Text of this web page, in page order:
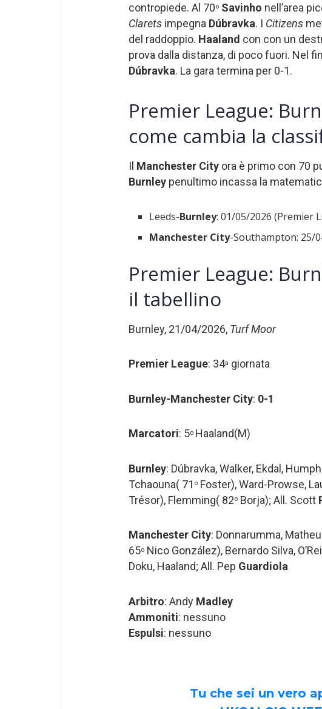
contropiede. Al 70o Savinho nell’area
Clarets impegna Dúbravka. I Citizens
del raddoppio. Haaland con con un
prova dalla distanza, di poco fuori. Nel
Dúbravka. La gara termina per 0-1.
Premier League:
come cambia la
Il Manchester City ora è primo con 70
Burnley penultimo incassa la
Leeds-Burnley: 01/05/2026 (Premier
Manchester City-Southampton: 25/
Premier League:
il tabellino
Burnley, 21/04/2026, Turf Moor
Premier League: 34a giornata
Burnley-Manchester City: 0-1
Marcatori: 5o Haaland(M)
Burnley: Dúbravka, Walker, Ekdal,
Tchaouna( 71 o Foster), Ward-Prowse,
Trésor), Flemming( 82o Borja); All. Scott
Manchester City: Donnarumma,
65o Nico González), Bernardo Silva,
Doku, Haaland; All. Pep Guardiola
Arbitro: Andy Madley
Ammoniti: nessuno
Espulsi: nessuno
Tu che sei un vero